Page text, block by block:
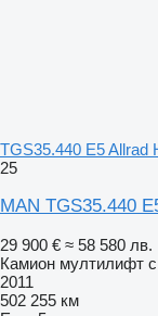
TGS35.440 E5 Allrad
25
MAN TGS35.440
29 900 € ≈ 58 580 лв.
Камион мултилифт с
2011
502 255 км